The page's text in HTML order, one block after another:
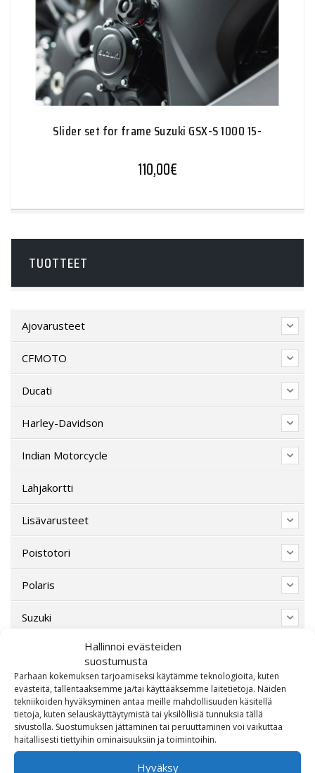
Hallinnoi evästeiden
suostumusta
Parhaan kokemuksen tarjoamiseksi käytämme teknologioita, kuten
evästeitä, tallentaaksemme ja/tai käyttääksemme laitetietoja. Näiden
tekniikoiden hyväksyminen antaa meille mahdollisuuden käsitellä
tietoja, kuten selauskäyttäytymistä tai yksilöllisiä tunnuksia tällä
sivustolla. Suostumuksen jättäminen tai peruuttaminen voi vaikuttaa
haitallisesti tiettyihin ominaisuuksiin ja toimintoihin.
Hyväksy
Slider set for frame Suzuki GSX-S 1000 15-
110,00€
TUOTTEET
Ajovarusteet
CFMOTO
Ducati
Harley-Davidson
Indian Motorcycle
Lahjakortti
Lisävarusteet
Poistotori
Polaris
Suzuki
Varaosat/Sekalaiset